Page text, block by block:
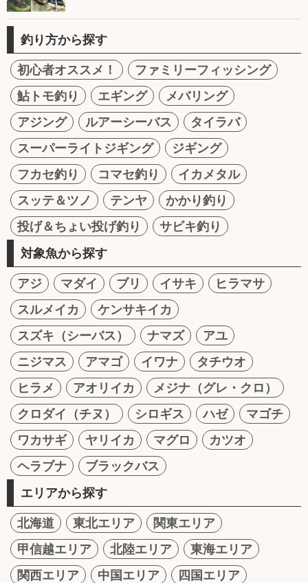
釣り方から探す
初心者オススメ！
ファミリーフィッシング
鮎トモ釣り
エギング
メバリング
アジング
ルアーシーバス
タイラバ
スーパーライトジギング
ジギング
フカセ釣り
コマセ釣り
イカメタル
スッテ＆ツノ
テンヤ
かかり釣り
投げ＆ちょい投げ釣り
サビキ釣り
対象魚から探す
アジ マダイ ブリ イサキ
ヒラマサ
スルメイカ
ケンサキイカ
スズキ（シーバス）
ナマズ
アユ
ニジマス
アマゴ イワナ
タチウオ
ヒラメ
アオリイカ
メジナ（グレ・クロ）
クロダイ（チヌ）
シロギス ハゼ
マゴチ
ワカサギ
ヤリイカ マグロ
カツオ
ヘラブナ
ブラックバス
エリアから探す
北海道 東北エリア
関東エリア
甲信越エリア
北陸エリア
東海エリア
関西エリア
中国エリア
四国エリア